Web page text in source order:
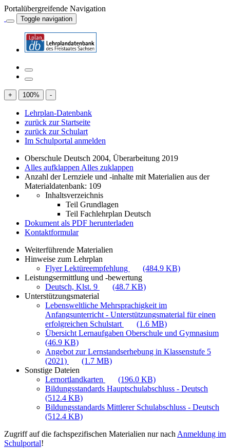
Portalübergreifende Navigation
Toggle navigation
+ 100% -
Lehrplan-Datenbank
zurück zur Startseite
zurück zur Schulart
Im Schulportal anmelden
Oberschule Deutsch 2004, Überarbeitung 2019
Alles aufklappen Alles zuklappen
Anzahl der Lernziele und -inhalte mit Materialien aus der
Materialdatenbank: 109
Inhaltsverzeichnis
Teil Grundlagen
Teil Fachlehrplan Deutsch
Dokument als PDF herunterladen
Kontaktformular
Weiterführende Materialien
Hinweise zum Lehrplan
Flyer Lektüreempfehlung
(484.9 KB)
Leistungsermittlung und -bewertung
Deutsch, Klst. 9
(48.7 KB)
Unterstützungsmaterial
Lebensweltliche Mehrsprachigkeit im
Anfangsunterricht - Unterstützungsmaterial für einen
erfolgreichen Schulstart
(1.6 MB)
Übersicht Lernaufgaben Oberschule und Gymnasium
(46.9 KB)
Angebot zur Lernstandserhebung in Klassenstufe 5
(2021)
(1.7 MB)
Sonstige Dateien
Lernortlandkarten
(196.0 KB)
Bildungsstandards Hauptschulabschluss - Deutsch
(512.4 KB)
Bildungsstandards Mittlerer Schulabschluss - Deutsch
(512.4 KB)
Zugriff auf die fachspezifischen Materialien nur nach Anmeldung im
Schulportal!